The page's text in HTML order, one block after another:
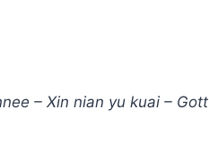
– Xin nian yu kuai – Gott